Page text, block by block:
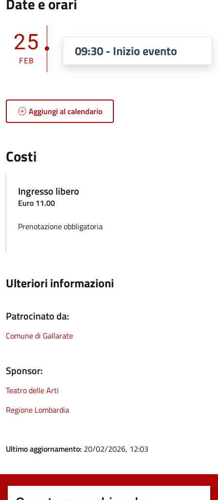
25
FEB
09:30 - Inizio evento
Aggiungi al calendario
Costi
Ingresso libero
Euro 11.00
Prenotazione obbligatoria
Ulteriori informazioni
Patrocinato da:
Comune di Gallarate
Sponsor:
Teatro delle Arti
Regione Lombardia
Ultimo aggiornamento: 20/02/2026, 12:03